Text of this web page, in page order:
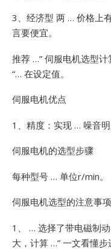
3、经济型 两 … 价格上
言要便宜。
推荐 …” 伺服电机选型计
“… 在设定值。
伺服电机优点
1、精度：实现 … 噪音明
伺服电机的选型步骤
每种型号 … 单位r/min。
伺服电机选型的注意事项
1、 … 选择了带电磁制
大，计算 …” 一文看懂步